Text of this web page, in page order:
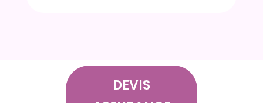
DEVIS